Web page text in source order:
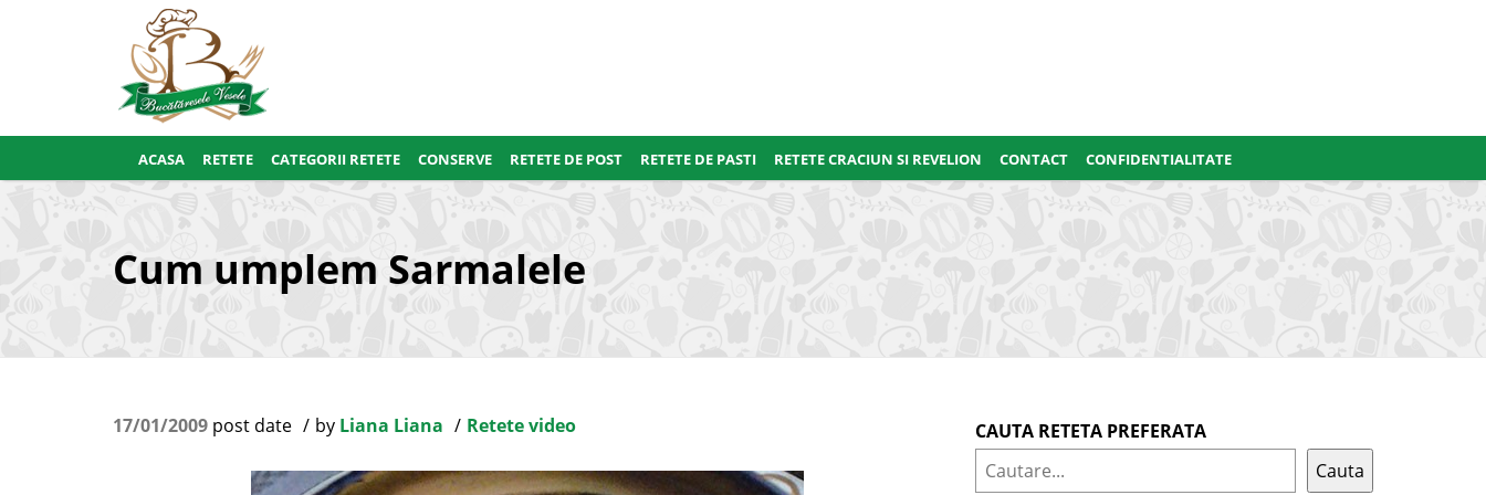
ACASA RETETE CATEGORII RETETE CONSERVE RETETE DE POST RETETE DE PASTI RETETE CRACIUN SI REVELION CONTACT CONFIDENTIALITATE
Cum umplem Sarmalele
17/01/2009 post date by Liana Liana Retete video
CAUTA RETETA PREFERATA
Cauta